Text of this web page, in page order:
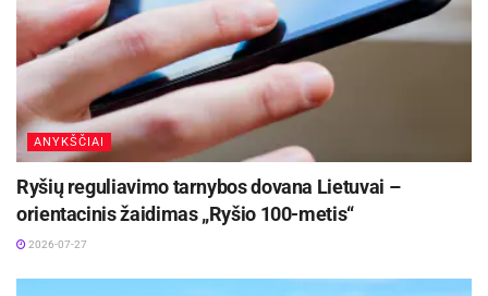
Filmo režisierius ir scenarijaus autorius Aleksandras Matonis.
Operatoriai – Rolandas Leonavičius, Juozas Matonis, Eduardas
Bareika.
Kompozitorius – Mantautas Krukauskas.
Montažo režisierius – Eduardas Bareika.
ANYKŠČIAI
Ryšių reguliavimo tarnybos dovana Lietuvai –
orientacinis žaidimas „Ryšio 100-metis“
2026-07-27